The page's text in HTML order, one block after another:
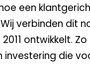
een
verbinden dit
ontwikkelt.
die